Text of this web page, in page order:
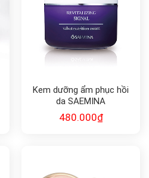
Kem dưỡng ẩm phục hồi
da SAEMINA
REVITALIZING SIGNAL
480.000₫